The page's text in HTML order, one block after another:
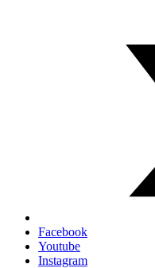
Facebook
Youtube
Instagram